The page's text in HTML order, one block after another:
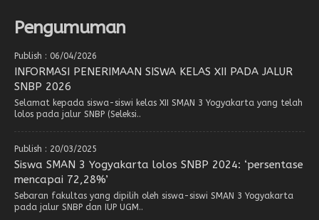
Pengumuman
Publish : 06/04/2026
INFORMASI PENERIMAAN SISWA KELAS XII PADA JALUR
SNBP 2026
Selamat kepada siswa-siswi kelas XII SMAN 3 Yogyakarta yang telah
lolos pada jalur SNBP (Seleksi..
Publish : 20/03/2025
Siswa SMAN 3 Yogyakarta lolos SNBP 2024: ‘persentase
mencapai 72,28%’
Sebaran fakultas yang dipilih oleh siswa-siswi SMAN 3 Yogyakarta
pada jalur SNBP dan IUP UGM..